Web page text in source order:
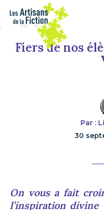
Fiers de nos
Par :
30
On vous a fait
l’inspiration divine